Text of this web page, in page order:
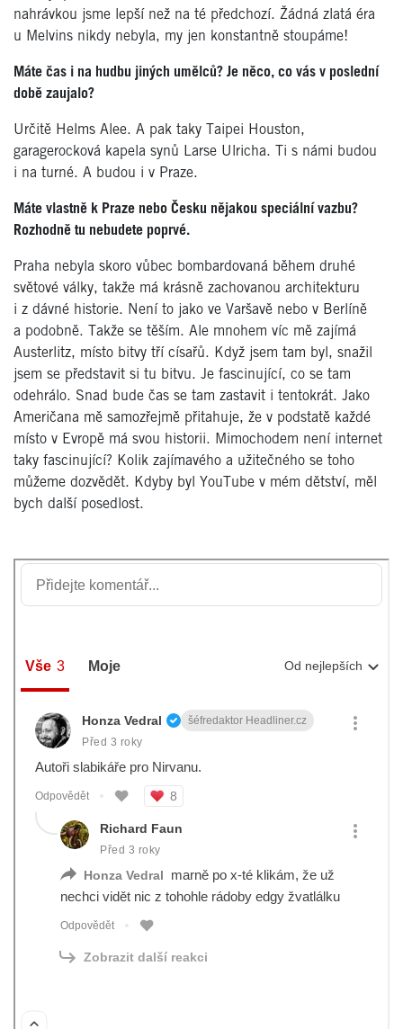
nahrávkou jsme lepší než na té předchozí. Žádná zlatá éra
u Melvins nikdy nebyla, my jen konstantně stoupáme!
Máte čas i na hudbu jiných umělců? Je něco, co vás v poslední
době zaujalo?
Určitě Helms Alee. A pak taky Taipei Houston,
garagerocková kapela synů Larse Ulricha. Ti s námi budou
i na turné. A budou i v Praze.
Máte vlastně k Praze nebo Česku nějakou speciální vazbu?
Rozhodně tu nebudete poprvé.
Praha nebyla skoro vůbec bombardovaná během druhé
světové války, takže má krásně zachovanou architekturu
i z dávné historie. Není to jako ve Varšavě nebo v Berlíně
a podobně. Takže se těším. Ale mnohem víc mě zajímá
Austerlitz, místo bitvy tří císařů. Když jsem tam byl, snažil
jsem se představit si tu bitvu. Je fascinující, co se tam
odehrálo. Snad bude čas se tam zastavit i tentokrát. Jako
Američana mě samozřejmě přitahuje, že v podstatě každé
místo v Evropě má svou historii. Mimochodem není internet
taky fascinující? Kolik zajímavého a užitečného se toho
můžeme dozvědět. Kdyby byl YouTube v mém dětství, měl
bych další posedlost.